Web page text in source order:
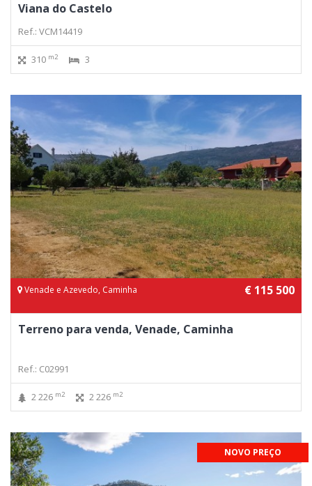
Viana do Castelo
Ref.: VCM14419
310 m2 3
Venade e Azevedo, Caminha € 115 500
Terreno para venda, Venade, Caminha
Ref.: C02991
2 226 m2 2 226 m2
NOVO PREÇO